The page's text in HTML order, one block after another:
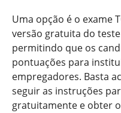
Uma opção é o exame
versão gratuita do
permitindo que os
pontuações para
empregadores. Basta
seguir as instruções
gratuitamente e obter